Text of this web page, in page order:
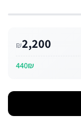
2,200
₪
440₪